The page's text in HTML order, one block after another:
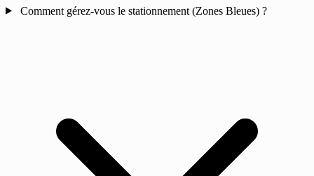
Comment gérez-vous le stationnement (Zones Bleues) ?